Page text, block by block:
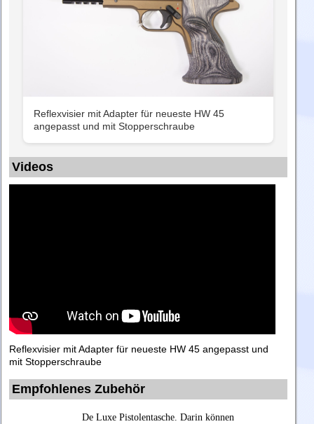
Reflexvisier mit Adapter für neueste HW 45
angepasst und mit Stopperschraube
Videos
Reflexvisier mit Adapter für neueste HW 45 angepasst und
mit Stopperschraube
Empfohlenes Zubehör
De Luxe Pistolentasche. Darin können